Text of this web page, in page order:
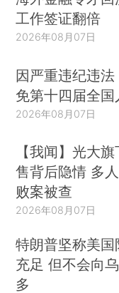
工作签证翻倍
2026年08月07日
因严重违纪违
免第十四届全
2026年08月07日
【我闻】光大
售背后隐情 多
败案被查
2026年08月07日
特朗普坚称美
充足 但不会向
多